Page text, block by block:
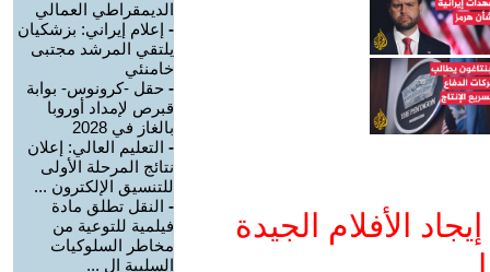
الأفلام الجيدة
الديمقراطي العمالي
- إعلام إيراني: بزشكيان
يلتقي المرشد مجتبى
خامنئي
- حقل -كرونوس- بوابة
قبرص لإمداد أوروبا
بالغاز في 2028
- التعليم العالي: إعلان
نتائج المرحلة الأولى
للتنسيق الإلكترون ...
- النقل تطلق مادة
فيلمية للتوعية من
مخاطر السلوكيات
السلبية ال ...